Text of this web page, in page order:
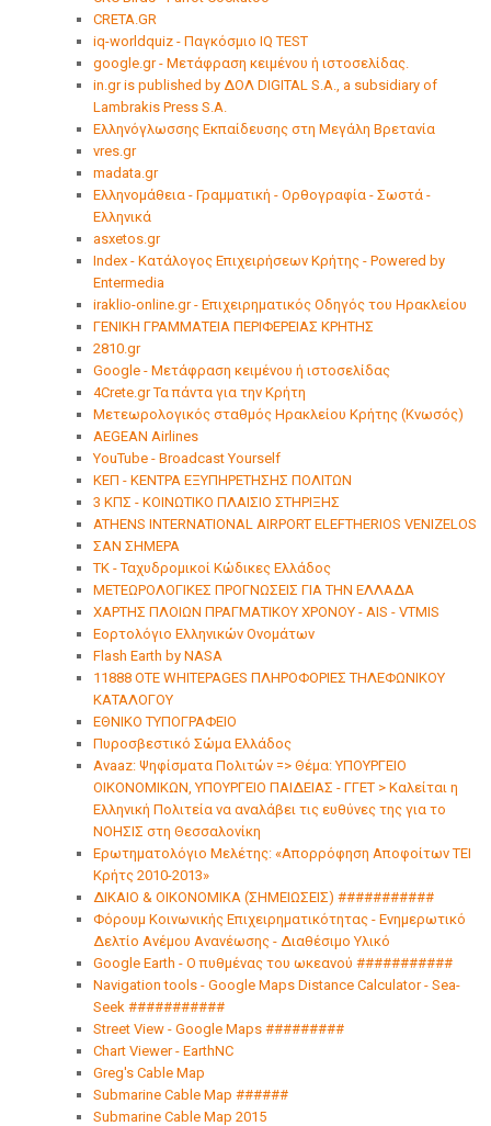
CRETA.GR
iq-worldquiz - Παγκόσμιο IQ TEST
google.gr - Μετάφραση κειμένου ή ιστοσελίδας.
in.gr is published by ΔΟΛ DIGITAL S.A., a subsidiary of
Lambrakis Press S.A.
Ελληνόγλωσσης Εκπαίδευσης στη Μεγάλη Βρετανία
vres.gr
madata.gr
Ελληνομάθεια - Γραμματική - Ορθογραφία - Σωστά -
Ελληνικά
asxetos.gr
Index - Κατάλογος Επιχειρήσεων Κρήτης - Powered by
Entermedia
iraklio-online.gr - Επιχειρηματικός Οδηγός του Ηρακλείου
ΓΕΝΙΚΗ ΓΡΑΜΜΑΤΕΙΑ ΠΕΡΙΦΕΡΕΙΑΣ ΚΡΗΤΗΣ
2810.gr
Google - Μετάφραση κειμένου ή ιστοσελίδας
4Crete.gr Τα πάντα για την Κρήτη
Μετεωρολογικός σταθμός Ηρακλείου Κρήτης (Κνωσός)
AEGEAN Airlines
YouTube - Broadcast Yourself
ΚΕΠ - ΚΕΝΤΡΑ ΕΞΥΠΗΡΕΤΗΣΗΣ ΠΟΛΙΤΩΝ
3 ΚΠΣ - ΚΟΙΝΩΤΙΚΟ ΠΛΑΙΣΙΟ ΣΤΗΡΙΞΗΣ
ATHENS INTERNATIONAL AIRPORT ELEFTHERIOS VENIZELOS
ΣΑΝ ΣΗΜΕΡΑ
ΤΚ - Ταχυδρομικοί Κώδικες Ελλάδος
ΜΕΤΕΩΡΟΛΟΓΙΚΕΣ ΠΡΟΓΝΩΣΕΙΣ ΓΙΑ ΤΗΝ ΕΛΛΑΔΑ
ΧΑΡΤΗΣ ΠΛΟΙΩΝ ΠΡΑΓΜΑΤΙΚΟΥ ΧΡΟΝΟΥ - ΑΙS - VTMIS
Εορτολόγιο Ελληνικών Ονομάτων
Flash Earth by NASA
11888 ΟΤΕ WHITEPAGES ΠΛΗΡΟΦΟΡΙΕΣ ΤΗΛΕΦΩΝΙΚΟΥ
ΚΑΤΑΛΟΓΟΥ
ΕΘΝΙΚΟ ΤΥΠΟΓΡΑΦΕΙΟ
Πυροσβεστικό Σώμα Ελλάδος
Avaaz: Ψηφίσματα Πολιτών => Θέμα: ΥΠΟΥΡΓΕΙΟ
ΟΙΚΟΝΟΜΙΚΩΝ, ΥΠΟΥΡΓΕΙΟ ΠΑΙΔΕΙΑΣ - ΓΓΕΤ > Καλείται η
Eλληνική Πολιτεία να αναλάβει τις ευθύνες της για το
ΝΟΗΣΙΣ στη Θεσσαλονίκη
Ερωτηματολόγιο Μελέτης: «Απορρόφηση Αποφοίτων ΤΕΙ
Κρήτς 2010-2013»
ΔΙΚΑΙΟ & ΟΙΚΟΝΟΜΙΚΑ (ΣΗΜΕΙΩΣΕΙΣ) ###########
Φόρουμ Κοινωνικής Επιχειρηματικότητας - Ενημερωτικό
Δελτίο Ανέμου Ανανέωσης - Διαθέσιμο Υλικό
Google Earth - Ο πυθμένας του ωκεανού ###########
Navigation tools - Google Maps Distance Calculator - Sea-
Seek ###########
Street View - Google Maps #########
Chart Viewer - EarthNC
Greg's Cable Map
Submarine Cable Map ######
Submarine Cable Map 2015